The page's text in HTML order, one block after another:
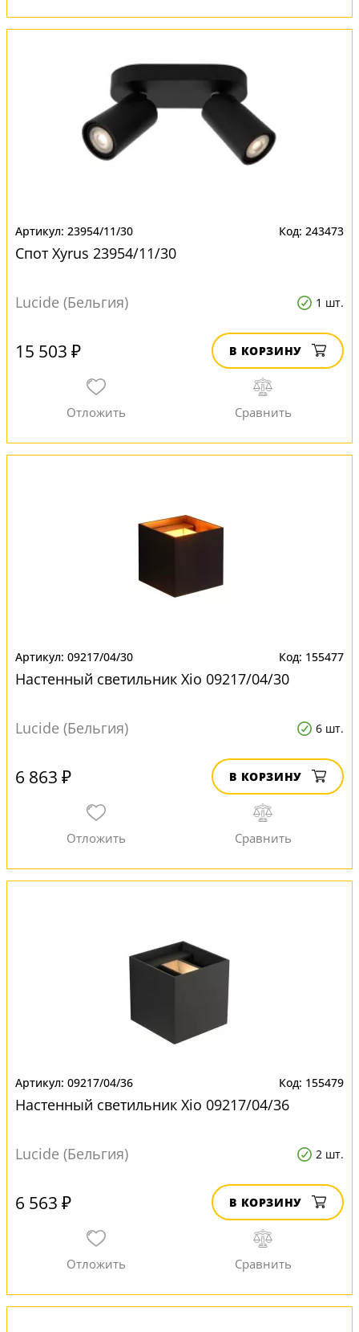
23954/11/30 243473
Спот Xyrus 23954/11/30
Lucide (Бельгия) 1 шт.
15 503 ₽ В КОРЗИНУ
09217/04/30 155477
Настенный светильник Xio 09217/04/30
Lucide (Бельгия) 6 шт.
6 863 ₽ В КОРЗИНУ
09217/04/36 155479
Настенный светильник Xio 09217/04/36
Lucide (Бельгия) 2 шт.
6 563 ₽ В КОРЗИНУ